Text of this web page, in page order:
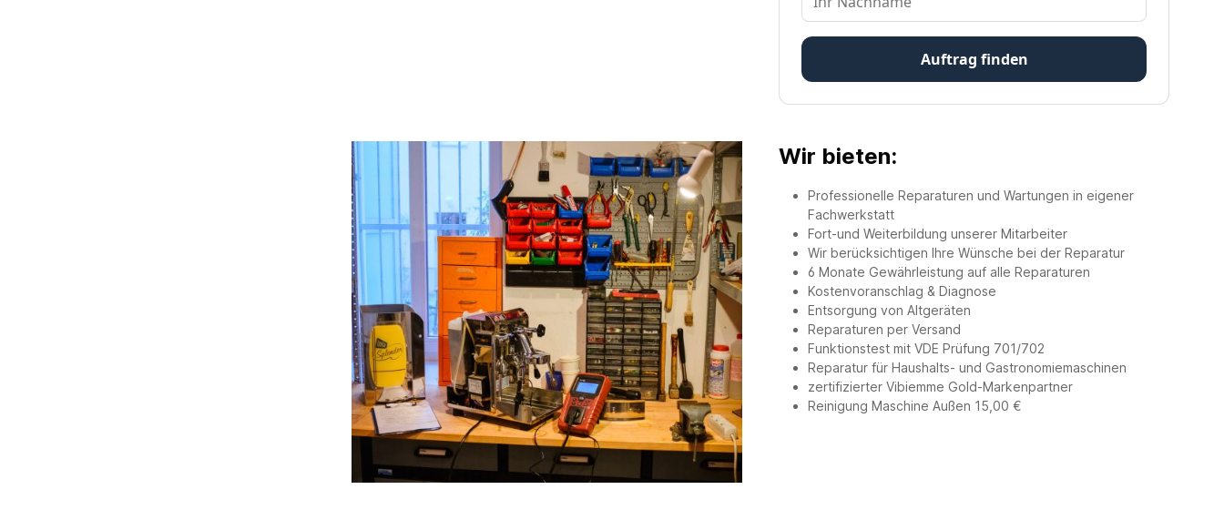
Wir bieten:
Professionelle Reparaturen und Wartungen in eigener
Fachwerkstatt
Fort-und Weiterbildung unserer Mitarbeiter
Wir berücksichtigen Ihre Wünsche bei der Reparatur
6 Monate Gewährleistung auf alle Reparaturen
Kostenvoranschlag & Diagnose
Entsorgung von Altgeräten
Reparaturen per Versand
Funktionstest mit VDE Prüfung 701/702
Reparatur für Haushalts- und Gastronomiemaschinen
zertifizierter Vibiemme Gold-Markenpartner
Reinigung Maschine Außen 15,00 €